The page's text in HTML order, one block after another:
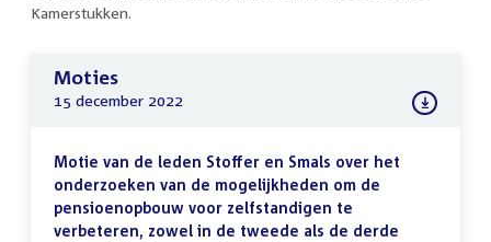
Kamerstukken.
Moties
15 december 2022
Motie van de leden Stoffer en Smals over het
onderzoeken van de mogelijkheden om de
pensioenopbouw voor zelfstandigen te
verbeteren, zowel in de tweede als de derde